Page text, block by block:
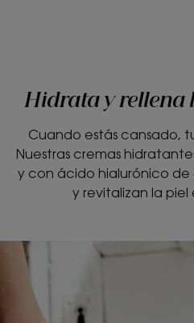
Hidrata y rellena
Cuando estás cansado,
Nuestras cremas
y con ácido hialurónico
y revitalizan la piel